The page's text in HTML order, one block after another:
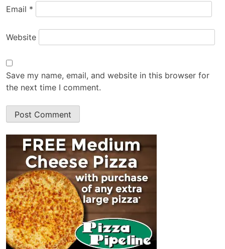
Email *
Website
Save my name, email, and website in this browser for
the next time I comment.